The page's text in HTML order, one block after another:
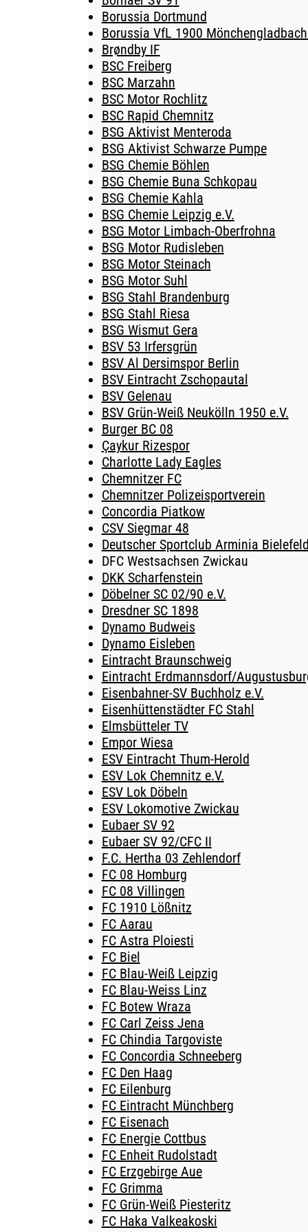
Borussia Dortmund
Borussia VfL 1900 Mönchengladbach
Brøndby IF
BSC Freiberg
BSC Marzahn
BSC Motor Rochlitz
BSC Rapid Chemnitz
BSG Aktivist Menteroda
BSG Aktivist Schwarze Pumpe
BSG Chemie Böhlen
BSG Chemie Buna Schkopau
BSG Chemie Kahla
BSG Chemie Leipzig e.V.
BSG Motor Limbach-Oberfrohna
BSG Motor Rudisleben
BSG Motor Steinach
BSG Motor Suhl
BSG Stahl Brandenburg
BSG Stahl Riesa
BSG Wismut Gera
BSV 53 Irfersgrün
BSV Al Dersimspor Berlin
BSV Eintracht Zschopautal
BSV Gelenau
BSV Grün-Weiß Neukölln 1950 e.V.
Burger BC 08
Çaykur Rizespor
Charlotte Lady Eagles
Chemnitzer FC
Chemnitzer Polizeisportverein
Concordia Piatkow
CSV Siegmar 48
Deutscher Sportclub Arminia
DFC Westsachsen Zwickau
DKK Scharfenstein
Döbelner SC 02/90 e.V.
Dresdner SC 1898
Dynamo Budweis
Dynamo Eisleben
Eintracht Braunschweig
Eintracht Erdmannsdorf/
Eisenbahner-SV Buchholz e.V.
Eisenhüttenstädter FC Stahl
Elmsbütteler TV
Empor Wiesa
ESV Eintracht Thum-Herold
ESV Lok Chemnitz e.V.
ESV Lok Döbeln
ESV Lokomotive Zwickau
Eubaer SV 92
Eubaer SV 92/CFC II
F.C. Hertha 03 Zehlendorf
FC 08 Homburg
FC 08 Villingen
FC 1910 Lößnitz
FC Aarau
FC Astra Ploiesti
FC Biel
FC Blau-Weiß Leipzig
FC Blau-Weiss Linz
FC Botew Wraza
FC Carl Zeiss Jena
FC Chindia Targoviste
FC Concordia Schneeberg
FC Den Haag
FC Eilenburg
FC Eintracht Münchberg
FC Eisenach
FC Energie Cottbus
FC Enheit Rudolstadt
FC Erzgebirge Aue
FC Grimma
FC Grün-Weiß Piesteritz
FC Haka Valkeakoski